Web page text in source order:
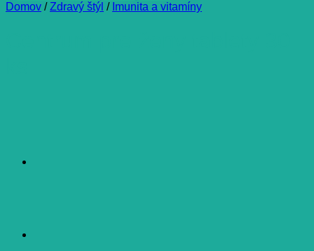
Domov / Zdravý štýl / Imunita a vitamíny